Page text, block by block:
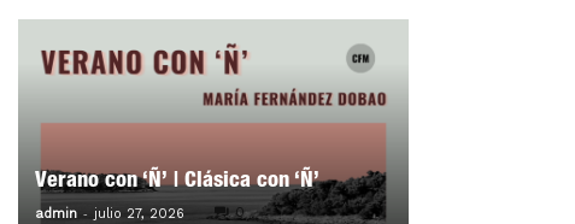
Verano con ‘Ñ’ | Clásica con ‘Ñ’
admin - julio 27, 2026 0